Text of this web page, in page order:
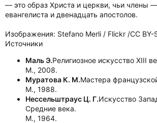
— это образ Христа и церкви, чьи члены
евангелиста и двенадцать апостолов.
Изображения: Stefano Merli / Flickr /CC BY-
Источники
Маль Э.Религиозное искусство XIII
М., 2008.
Муратова К. М.Мастера
М., 1988.
Нессельштраус Ц. Г.Искусство
Средние века.
М., 1964.